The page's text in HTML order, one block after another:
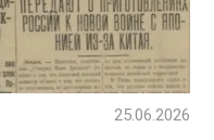
25.06.2026